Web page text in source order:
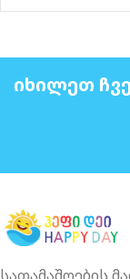
ᲘᲮᲘᲚᲔᲗ